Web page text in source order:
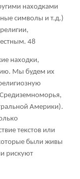
находками
символы и т.д.)
48
находки,
Мы будем их
Америки).
текстов или
были живы
рискуют